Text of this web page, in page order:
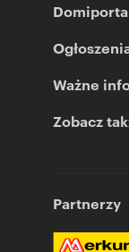
Domiporta
Ważne
Zobacz
Partnerzy